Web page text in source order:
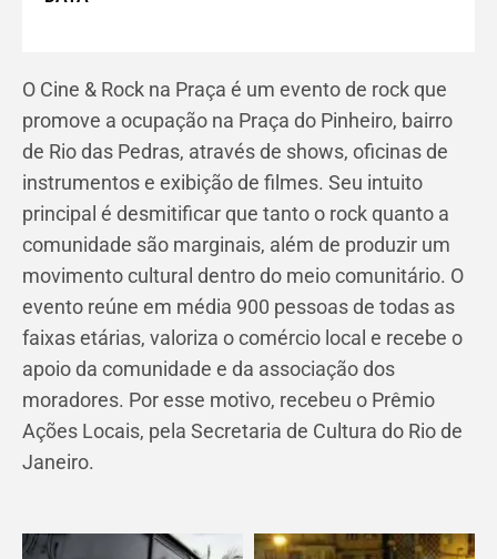
O Cine & Rock na Praça é um evento de rock que
promove a ocupação na Praça do Pinheiro, bairro
de Rio das Pedras, através de shows, oficinas de
instrumentos e exibição de filmes. Seu intuito
principal é desmitificar que tanto o rock quanto a
comunidade são marginais, além de produzir um
movimento cultural dentro do meio comunitário. O
evento reúne em média 900 pessoas de todas as
faixas etárias, valoriza o comércio local e recebe o
apoio da comunidade e da associação dos
moradores. Por esse motivo, recebeu o Prêmio
Ações Locais, pela Secretaria de Cultura do Rio de
Janeiro.